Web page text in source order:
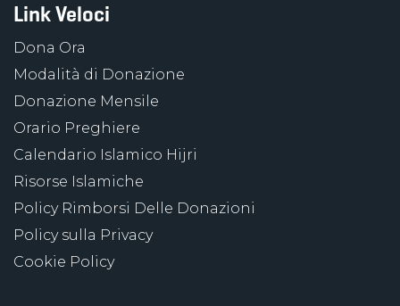
Link Veloci
Dona Ora
Modalità di Donazione
Donazione Mensile
Orario Preghiere
Calendario Islamico Hijri
Risorse Islamiche
Policy Rimborsi Delle Donazioni
Policy sulla Privacy
Cookie Policy